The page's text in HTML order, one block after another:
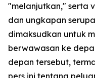
"melanjutkan," serta
dan ungkapan
dimaksudkan untuk
berwawasan ke
depan tersebut,
pers ini tentang